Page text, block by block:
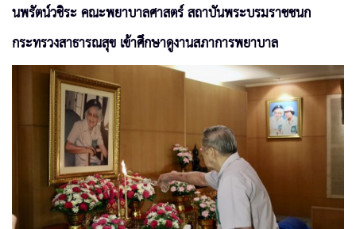
นพรัตน์วชิระ คณะพยาบาลศาสตร์ สถาบันพระบรมราชชนก
กระทรวงสาธารณสุข เข้าศึกษาดูงานสภาการพยาบาล